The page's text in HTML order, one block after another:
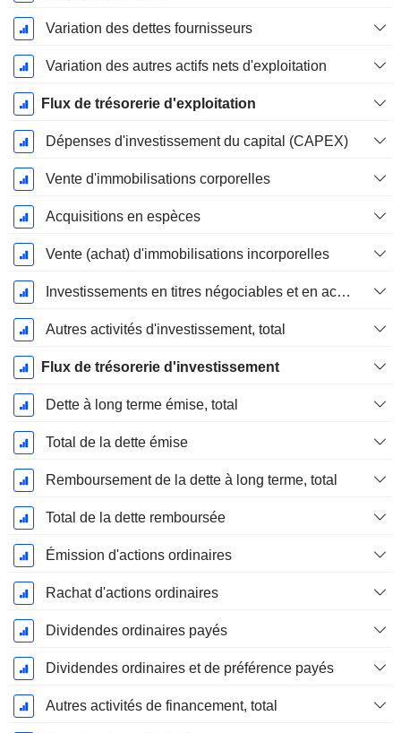
Variation des dettes fournisseurs
Variation des autres actifs nets d'exploitation
Flux de trésorerie d'exploitation
Dépenses d'investissement du capital (CAPEX)
Vente d'immobilisations corporelles
Acquisitions en espèces
Vente (achat) d'immobilisations incorporelles
Investissements en titres négociables et en actions, total
Autres activités d'investissement, total
Flux de trésorerie d'investissement
Dette à long terme émise, total
Total de la dette émise
Remboursement de la dette à long terme, total
Total de la dette remboursée
Émission d'actions ordinaires
Rachat d'actions ordinaires
Dividendes ordinaires payés
Dividendes ordinaires et de préférence payés
Autres activités de financement, total